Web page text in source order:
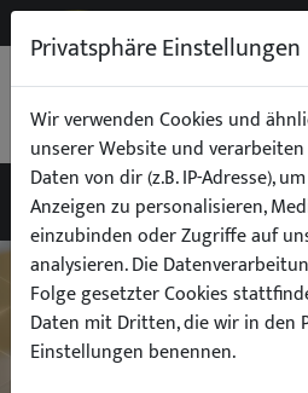
Privatsphäre Einstellungen
Wir verwenden Cookies und
unserer Website und
Daten von dir (z.B. IP-Adresse),
Anzeigen zu personalisieren,
einzubinden oder Zugriffe auf
analysieren. Die
Folge gesetzter Cookies
Daten mit Dritten, die wir in den
Einstellungen benennen.